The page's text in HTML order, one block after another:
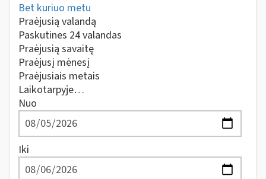
Bet kuriuo metu
Praėjusią valandą
Paskutines 24 valandas
Praėjusią savaitę
Praėjusį mėnesį
Praėjusiais metais
Laikotarpyje…
Nuo
Iki